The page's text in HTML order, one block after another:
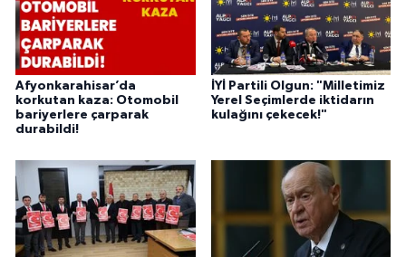
Afyonkarahisar’da
korkutan kaza: Otomobil
bariyerlere çarparak
durabildi!
İYİ Partili Olgun: "Milletimiz
Yerel Seçimlerde iktidarın
kulağını çekecek!"